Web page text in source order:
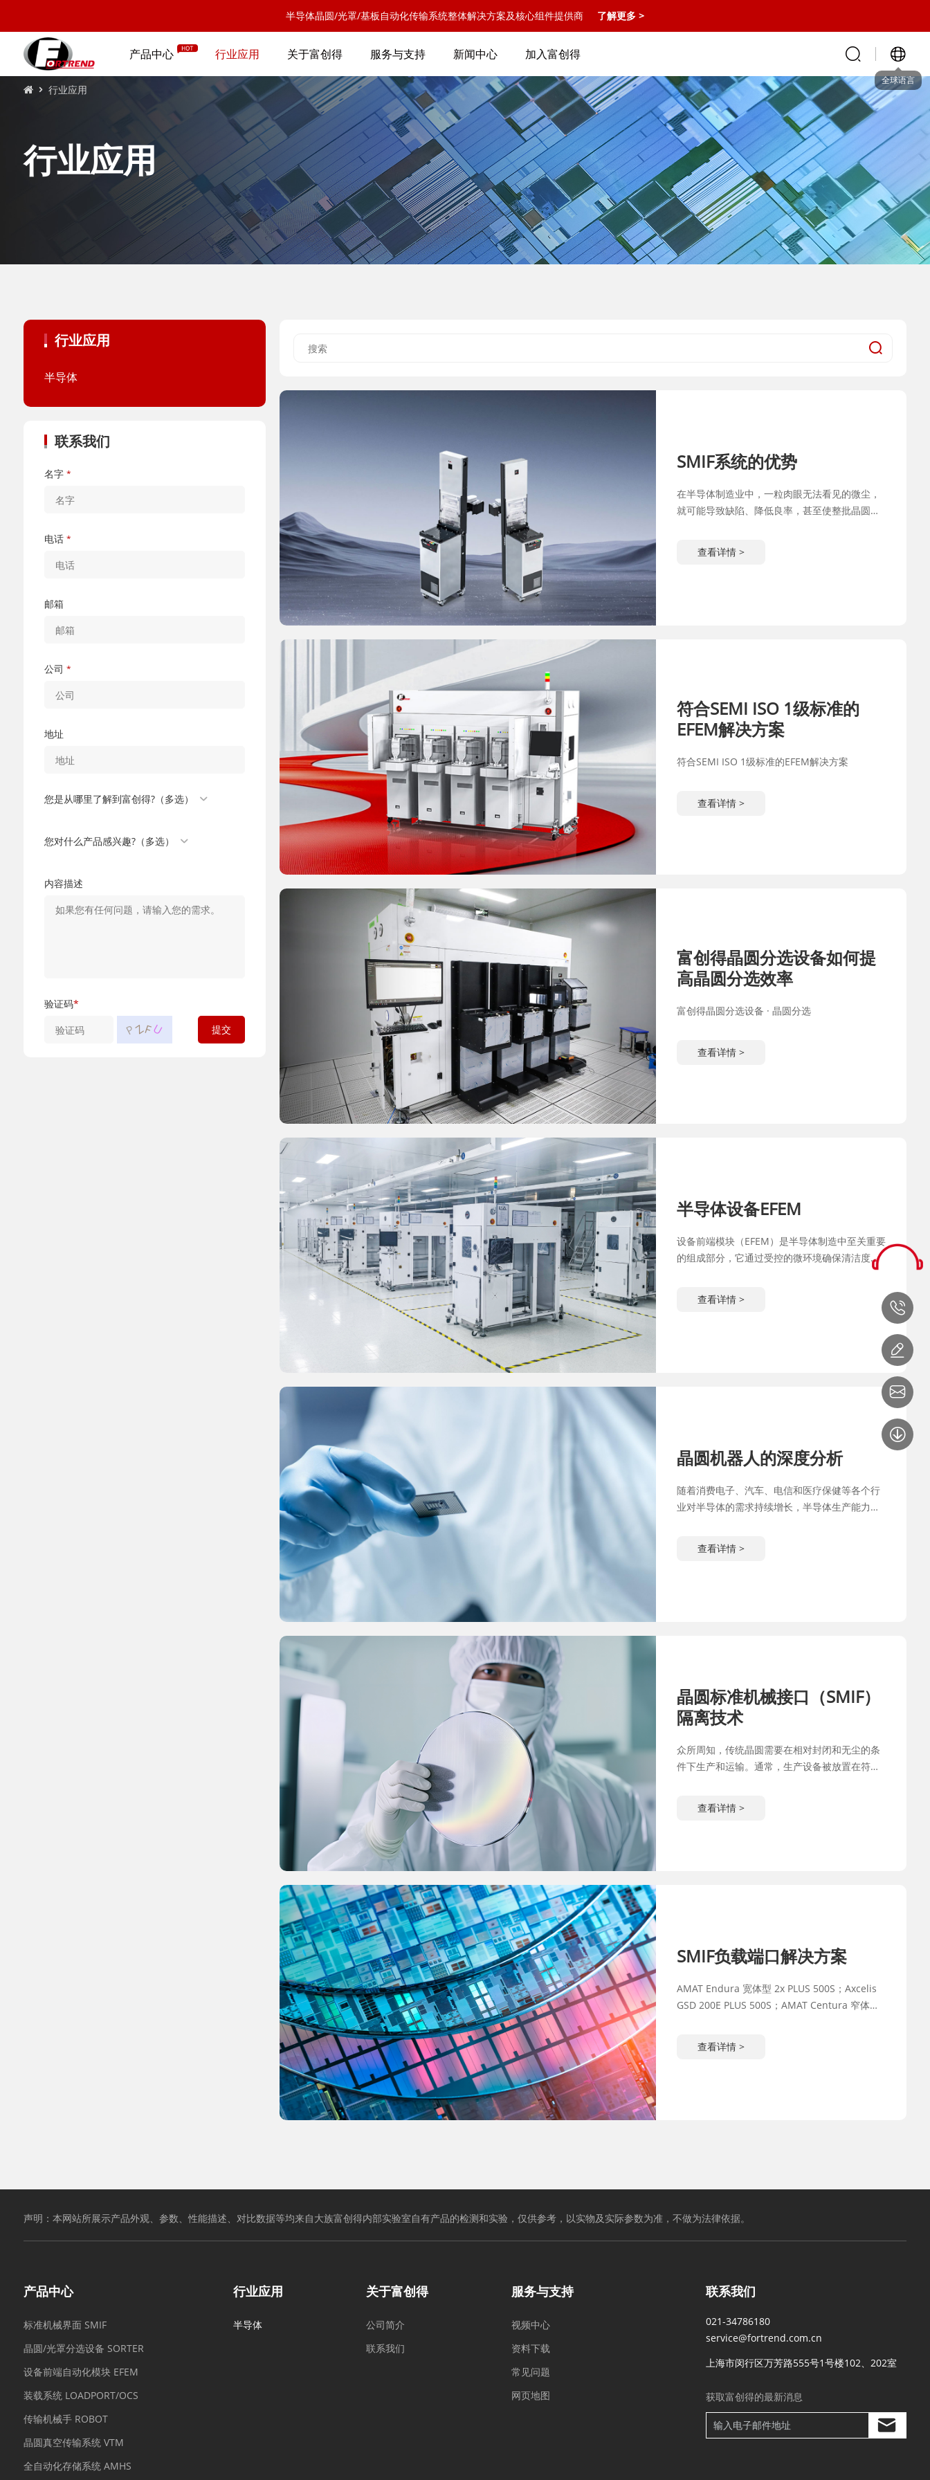
半导体晶圆/光罩/基板自动化传输系统整体解决方案及核心组件提供商 了解更多 >
产品中心 行业应用 关于富创得 服务与支持 新闻中心 加入富创得
全球语言
行业应用
行业应用
行业应用
半导体
联系我们
名字 *
电话 *
邮箱
公司 *
地址
您是从哪里了解到富创得?（多选）
您对什么产品感兴趣?（多选）
内容描述
验证码*
PZFU 提交
SMIF系统的优势
在半导体制造业中，一粒肉眼无法看见的微尘，
就可能导致缺陷、降低良率，甚至使整批晶圆报
查看详情 >
符合SEMI ISO 1级标准的
EFEM解决方案
符合SEMI ISO 1级标准的EFEM解决方案
查看详情 >
富创得晶圆分选设备如何提
高晶圆分选效率
富创得晶圆分选设备 · 晶圆分选
查看详情 >
半导体设备EFEM
设备前端模块（EFEM）是半导体制造中至关重要
的组成部分，它通过受控的微环境确保清洁度要
求，实现晶圆的自动装卸。它连接前端和后端物
查看详情 >
晶圆机器人的深度分析
随着消费电子、汽车、电信和医疗保健等各个行
业对半导体的需求持续增长，半导体生产能力和
中，晶圆搬运机器人（ROBOT）发……
查看详情 >
晶圆标准机械接口（SMIF）
隔离技术
​众所周知，传统晶圆需要在相对封闭和无尘的条
件下生产和运输。通常，生产设备被放置在符合
格。高洁净度、高产率、高灵活性和……
查看详情 >
SMIF负载端口解决方案
AMAT Endura 宽体型 2x PLUS 500S；Axcelis
GSD 200E PLUS 500S；AMAT Centura 窄体型
查看详情 >
声明：本网站所展示产品外观、参数、性能描述、对比数据等均来自大族富创得内部实验室自有产品的检测和实验，仅供参考，以实物及实际参数为准，不做为法律依据。
产品中心
标准机械界面 SMIF
晶圆/光罩分选设备 SORTER
设备前端自动化模块 EFEM
装载系统 LOADPORT/OCS
传输机械手 ROBOT
晶圆真空传输系统 VTM
全自动化存储系统 AMHS
行业应用
半导体
关于富创得
公司简介
联系我们
服务与支持
视频中心
资料下载
常见问题
网页地图
联系我们
021-34786180
service@fortrend.com.cn
上海市闵行区万芳路555号1号楼102、202室
获取富创得的最新消息